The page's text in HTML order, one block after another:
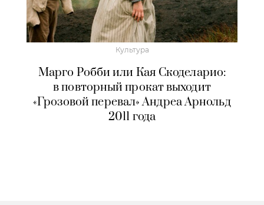
Культура
Марго Робби или Кая Скоделарио:
в повторный прокат выходит
«Грозовой перевал» Андреа Арнольд
2011 года